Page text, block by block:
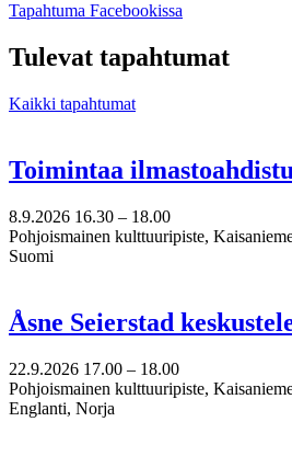
Tapahtuma Facebookissa
välilehteen
Tulevat tapahtumat
Kaikki tapahtumat
Toimintaa
8.9.2026 16.30 – 18.00
Pohjoismainen kulttuuripiste,
Suomi
Åsne Seierstad
22.9.2026 17.00 – 18.00
Pohjoismainen kulttuuripiste,
Englanti, Norja